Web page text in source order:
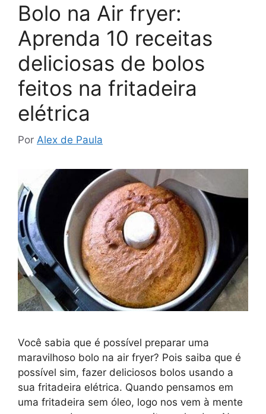
Bolo na Air fryer:
Aprenda 10 receitas
deliciosas de bolos
feitos na fritadeira
elétrica
Por Alex de Paula
Você sabia que é possível preparar uma
maravilhoso bolo na air fryer? Pois saiba que é
possível sim, fazer deliciosos bolos usando a
sua fritadeira elétrica. Quando pensamos em
uma fritadeira sem óleo, logo nos vem à mente